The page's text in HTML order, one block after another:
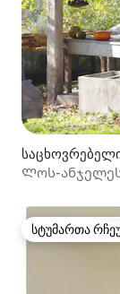
Ლოს-
სტუმართა
სტუმართა